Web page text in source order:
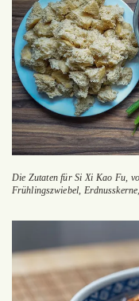
Die Zutaten für Si Xi Kao Fu,
Frühlingszwiebel,